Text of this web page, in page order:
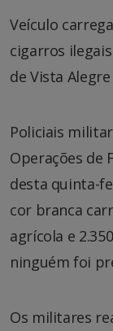
Veículo
cigarros
de Vista Alegre
Policiais
Operações de
desta quinta-
cor branca
agrícola e
ninguém foi
Os militares